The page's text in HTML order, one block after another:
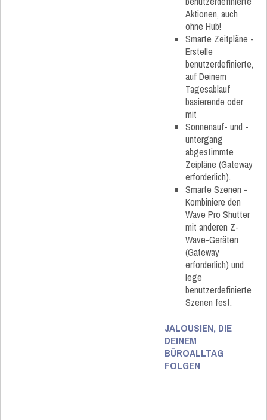
Aktionen, auch
ohne Hub!
Smarte Zeitpläne​ -
Erstelle
benutzerdefinierte,
auf Deinem
Tagesablauf
basierende oder
mit
Sonnenauf- und -
untergang
abgestimmte
Zeipläne (Gateway
erforderlich).
Smarte Szenen -
Kombiniere den
Wave Pro Shutter
mit anderen Z-
Wave-Geräten
(Gateway
erforderlich) und
lege
benutzerdefinierte
Szenen fest.
JALOUSIEN, DIE
DEINEM
BÜROALLTAG
FOLGEN